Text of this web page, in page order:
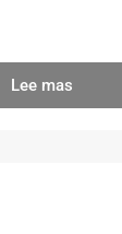
Lee mas